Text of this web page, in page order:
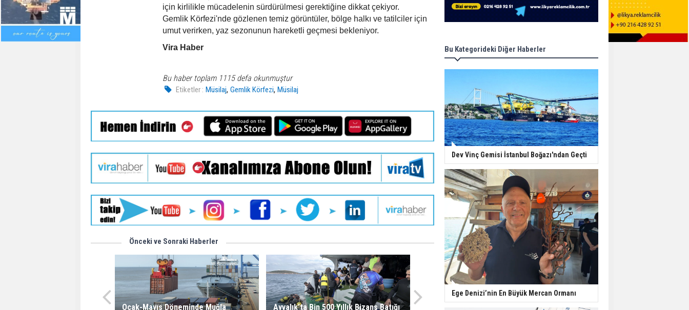
için kirlilikle mücadelenin sürdürülmesi gerektiğine dikkat çekiyor.
Gemlik Körfezi'nde gözlenen temiz görüntüler, bölge halkı ve tatilciler için
umut verirken, yaz sezonunun hareketli geçmesi bekleniyor.
Vira Haber
Bu haber toplam 1115 defa okunmuştur
Etiketler : Müsilaj,Gemlik Körfezi,Müsilaj
Önceki ve Sonraki Haberler
Ocak-Mayıs Döneminde Muğla
Ayvalık’ta Bin 500 Yıllık Bizans Batığı
Bu Kategorideki Diğer Haberler
Dev Vinç Gemisi İstanbul Boğazı'ndan Geçti
Ege Denizi’nin En Büyük Mercan Ormanı